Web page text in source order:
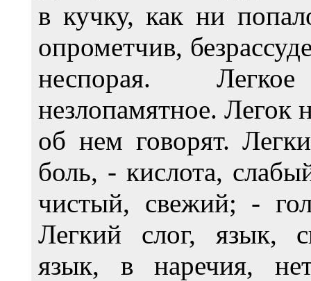
в кучку, как ни
опрометчив,
неспорая.
незлопамятное. Легок
об нем говорят.
боль, - кислота,
чистый, свежий; -
Легкий слог, язык,
язык, в наречия,